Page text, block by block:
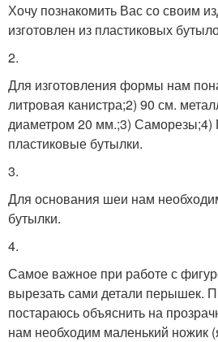
Хочу познакомить Вас со своим
изготовлен из пластиковых
2.
Для изготовления формы нам
литровая канистра;2) 90 см.
диаметром 20 мм.;3) Саморезы;4)
пластиковые бутылки.
3.
Для основания шеи нам
бутылки.
4.
Самое важное при работе с
вырезать сами детали перышек.
постараюсь объяснить на
нам необходим маленький ножик